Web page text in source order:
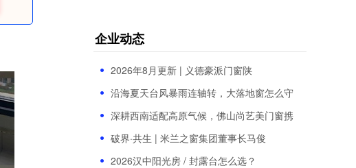
企业动态
2026年8月更新 | 义德豪派门窗陕
沿海夏天台风暴雨连轴转，大落地窗怎么守
深耕西南适配高原气候，佛山尚艺美门窗携
破界·共生 | 米兰之窗集团董事长马俊
2026汉中阳光房 / 封露台怎么选？